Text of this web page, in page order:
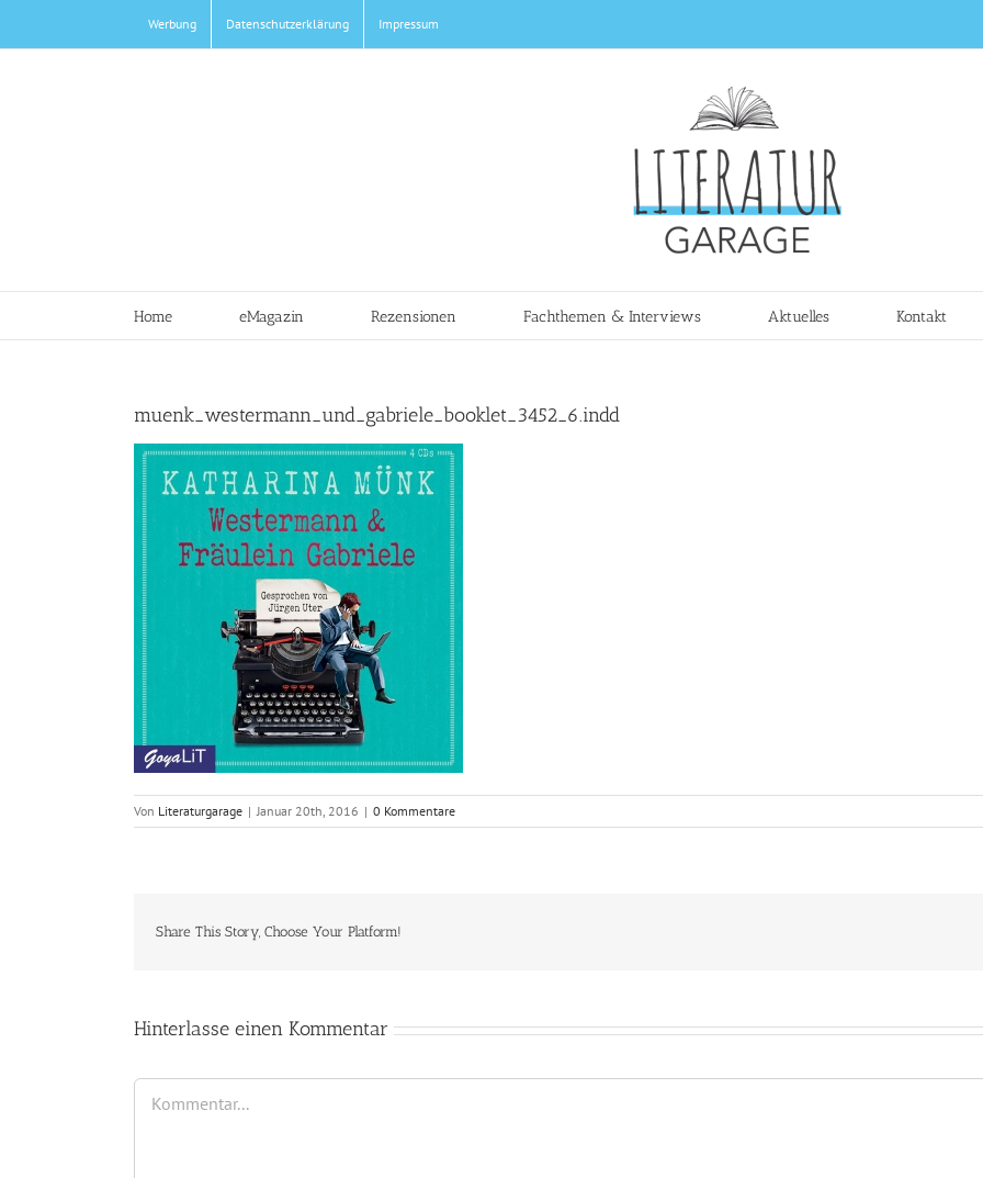
springen
Werbung Datenschutzerklärung Impressum
Home eMagazin Rezensionen Fachthemen & Interviews Aktuelles Kontakt
muenk_westermann_und_gabriele_booklet_3452_6.indd
Von Literaturgarage | Januar 20th, 2016 | 0 Kommentare
Share This Story, Choose Your Platform!
Hinterlasse einen Kommentar
Kommentar